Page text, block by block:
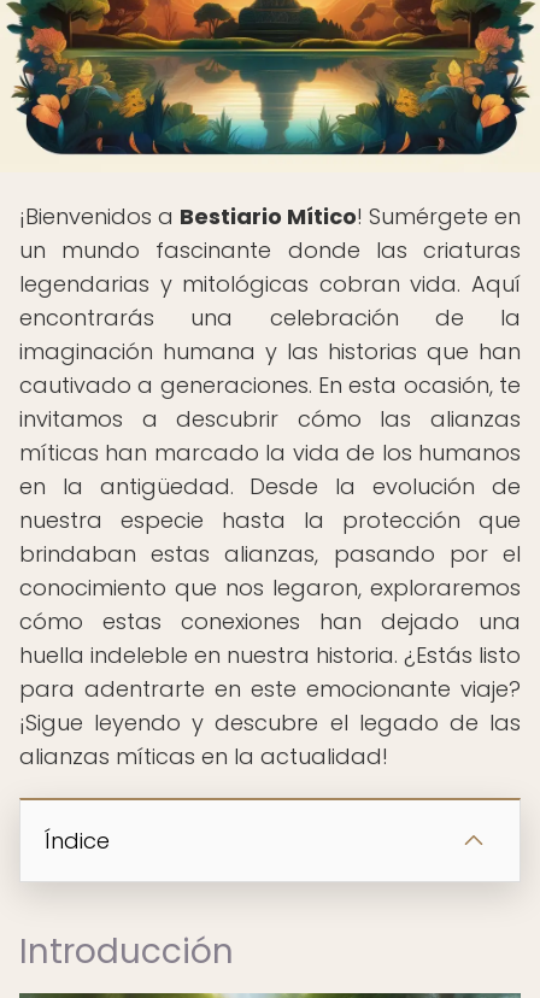
¡Bienvenidos a Bestiario Mítico! Sumérgete en
un mundo fascinante donde las criaturas
legendarias y mitológicas cobran vida. Aquí
encontrarás una celebración de la
imaginación humana y las historias que han
cautivado a generaciones. En esta ocasión, te
invitamos a descubrir cómo las alianzas
míticas han marcado la vida de los humanos
en la antigüedad. Desde la evolución de
nuestra especie hasta la protección que
brindaban estas alianzas, pasando por el
conocimiento que nos legaron, exploraremos
cómo estas conexiones han dejado una
huella indeleble en nuestra historia. ¿Estás listo
para adentrarte en este emocionante viaje?
¡Sigue leyendo y descubre el legado de las
alianzas míticas en la actualidad!
Índice
Introducción